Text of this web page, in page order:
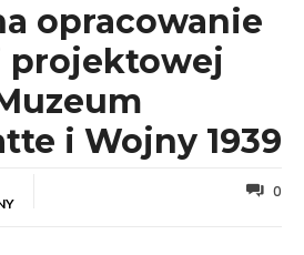
opracowanie
projektowej
i Wojny 1939
0